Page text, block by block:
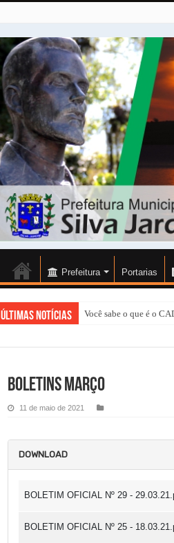
Prefeitura Portarias
Últimas Notícias Você sabe o que é o
Boletins Março
11 de maio de 2021
DOWNLOAD
BOLETIM OFICIAL Nº 29 -
BOLETIM OFICIAL Nº 25 -